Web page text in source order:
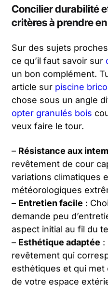
Concilier durabilité
critères à prendre
Sur des sujets
ce qu’il faut savoir sur
un bon complément.
article sur piscine
chose sous un angle
opter granulés bois
veux faire le tour.
– Résistance aux
revêtement de cour
variations climatiques
météorologiques
– Entretien facile :
demande peu
aspect initial au fil du
– Esthétique adaptée :
revêtement qui
esthétiques et qui met
de votre espace